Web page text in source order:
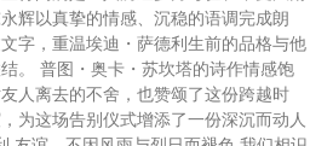
辉以真挚的情感、沉稳的语调完成朗
字，重温埃迪・萨德利生前的品格与他
。 普图・奥卡・苏坎塔的诗作情感饱
人离去的不舍，也赞颂了这份跨越时
为这场告别仪式增添了一份深沉而动人